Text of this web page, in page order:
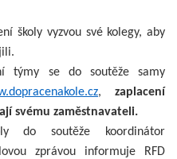
školy vyzvou své kolegy, aby
týmy se do soutěže samy
, zaplacení
svému zaměstnavateli.
do soutěže koordinátor
zprávou informuje RFD